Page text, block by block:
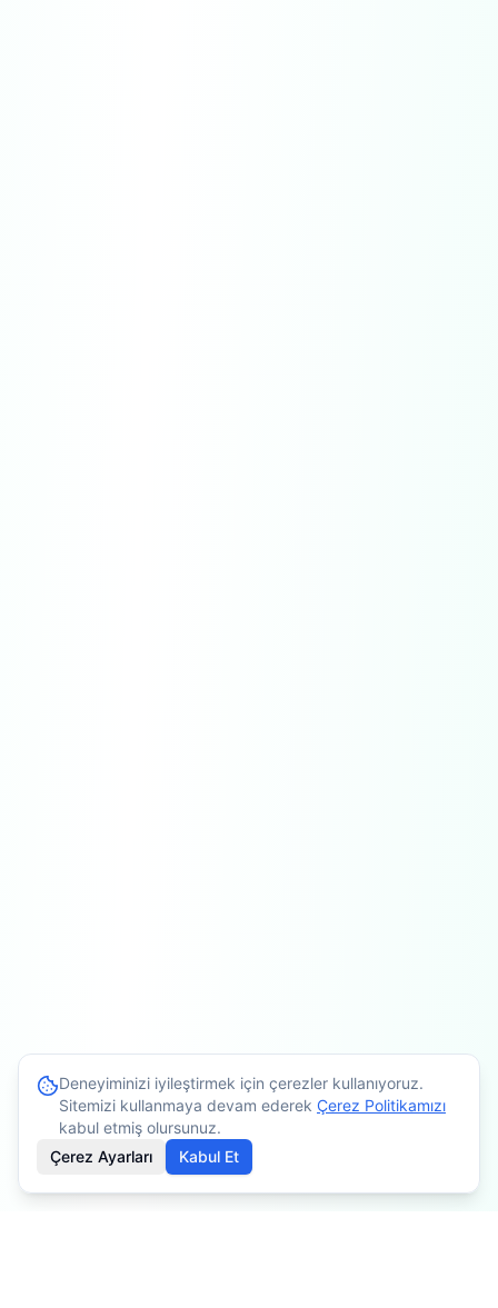
Deneyiminizi iyileştirmek için çerezler kullanıyoruz.
Sitemizi kullanmaya devam ederek Çerez Politikamızı
kabul etmiş olursunuz.
Çerez Ayarları
Kabul Et